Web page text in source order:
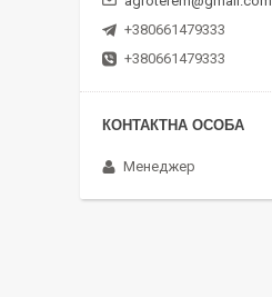
+380661479333
+380661479333
Менеджер